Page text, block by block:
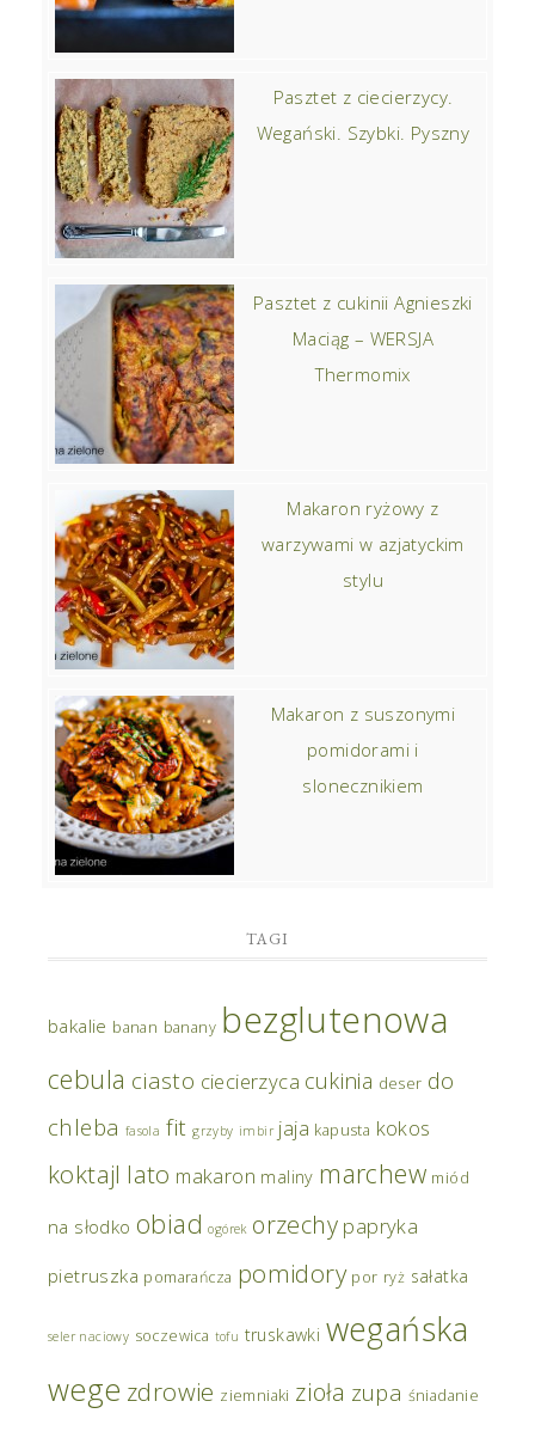
Pasztet z ciecierzycy.
Wegański. Szybki. Pyszny
Pasztet z cukinii Agnieszki
Maciąg – WERSJA
Thermomix
Makaron ryżowy z
warzywami w azjatyckim
stylu
Makaron z suszonymi
pomidorami i
slonecznikiem
TAGI
bakalie banan banany bezglutenowa
cebula ciasto ciecierzyca cukinia deser do
chleba fasola fit grzyby imbir jaja kapusta kokos
koktajl lato makaron maliny marchew miód
na słodko obiad ogórek orzechy papryka
pietruszka pomarańcza pomidory por ryż sałatka
seler naciowy soczewica tofu truskawki wegańska
wege zdrowie ziemniaki zioła zupa śniadanie